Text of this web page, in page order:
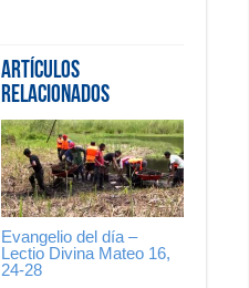
Artículos
Relacionados
Evangelio del día –
Lectio Divina Mateo 16,
24-28